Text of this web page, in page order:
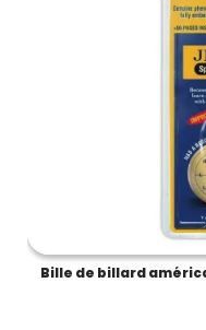
Bille de billard